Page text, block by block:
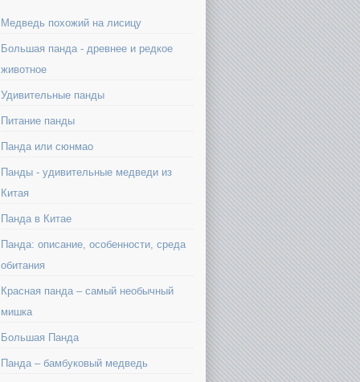
Медведь похожий на лисицу
Большая панда - древнее и редкое
животное
Удивительные панды
Питание панды
Панда или сюнмао
Панды - удивительные медведи из
Китая
Панда в Китае
Панда: описание, особенности, среда
обитания
Красная панда – самый необычный
мишка
Большая Панда
Панда – бамбуковый медведь